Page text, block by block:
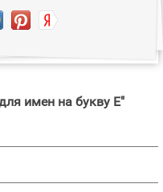
имен на букву Е"